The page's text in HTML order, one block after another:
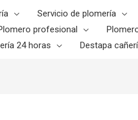
Servicio de plomería
profesional
24 horas
Destapa